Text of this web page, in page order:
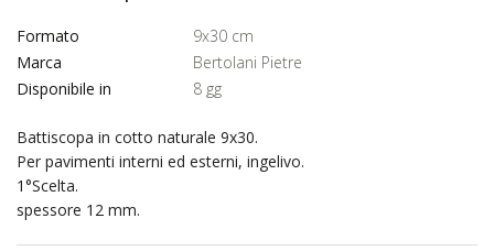
Formato
9x30 cm
Marca
Bertolani Pietre
Disponibile in
8 gg
Battiscopa in cotto naturale 9x30.
Per pavimenti interni ed esterni, ingelivo.
1°Scelta.
spessore 12 mm.